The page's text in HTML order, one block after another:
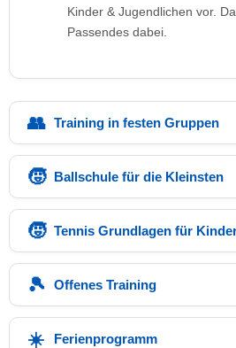
Kinder & Jugendlichen vor.
Passendes dabei.
Training in festen Gruppen
Ballschule für die Kleinsten
Tennis Grundlagen für
Offenes Training
Ferienprogramm